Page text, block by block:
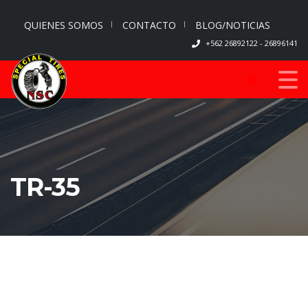
QUIENES SOMOS CONTACTO BLOG/NOTICIAS
+562 26892122 - 26896141
TR-35